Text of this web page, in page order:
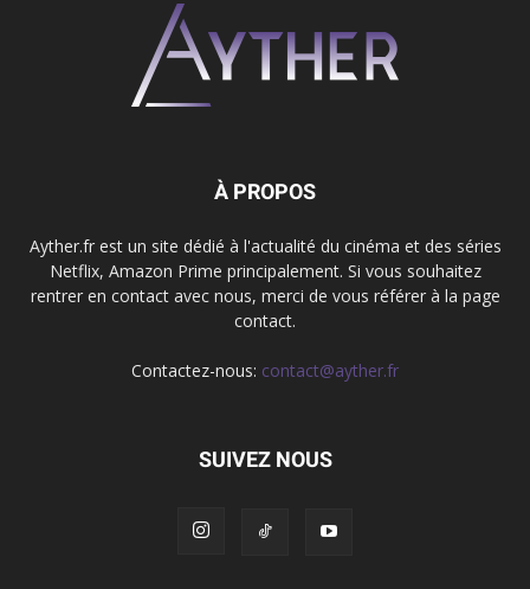
À PROPOS
Ayther.fr est un site dédié à l'actualité du cinéma et des séries
Netflix, Amazon Prime principalement. Si vous souhaitez
rentrer en contact avec nous, merci de vous référer à la page
contact.
Contactez-nous: contact@ayther.fr
SUIVEZ NOUS